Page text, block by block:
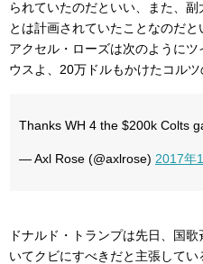
られていたのだといい、また、
とは計画されていたことなのだと
アクセル・ローズは次のように
ウスよ、20万ドルもかけたコル
Thanks WH 4 the $200k Colts
— Axl Rose (@axlrose) 2017年
ドナルド・トランプは先日、国
いてクビにすべきだと主張して